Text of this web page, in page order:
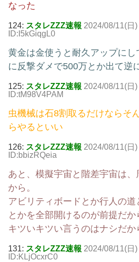
なった
124: スタレZZZ速報 2024/08/11(日
ID:I5kGiqgL0
黄金は金使うと耐久アップに
に反撃ダメで500万とか出て逆
125: スタレZZZ速報 2024/08/11(日
ID:tM98V4PAM
虫機械は石8割取るだけならそ
らやるといい
126: スタレZZZ速報 2024/08/11(日
ID:bbizRQeia
あと、模擬宇宙と階差宇宙は
から。
アビリティボードとか行人の道
とかを全部開けるのが前提だ
キツいキツい言うのはナシだか
131: スタレZZZ速報 2024/08/11(日
ID:KLjOcxrC0